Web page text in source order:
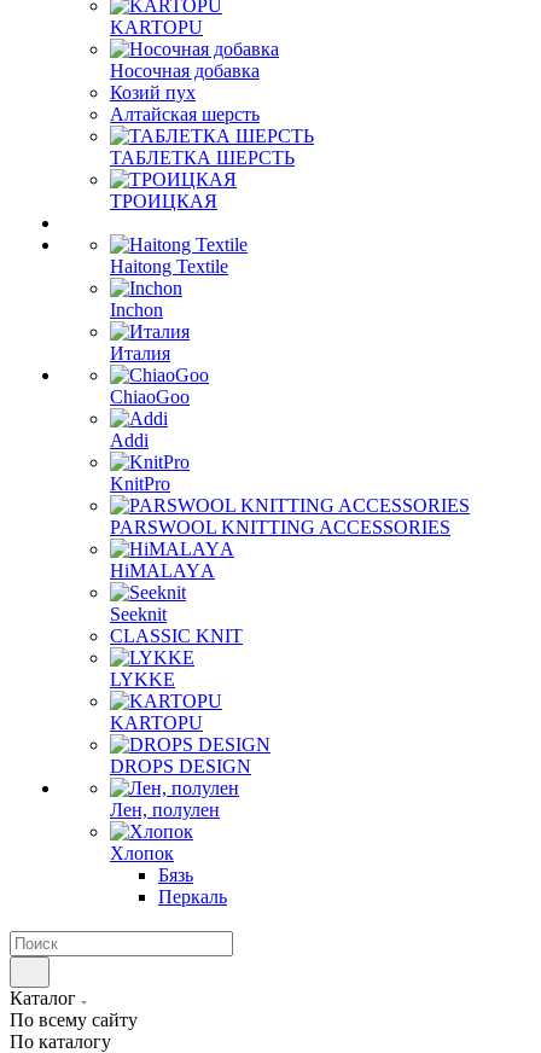
KARTOPU
Носочная добавка
Козий пух
Алтайская шерсть
ТАБЛЕTКА ШЕРСТЬ
ТРОИЦКАЯ
Haitong Textilе
Inchon
Италия
ChiaoGoo
Addi
KnitPro
PARSWOOL KNITTING ACCESSORIES
HiMALAYА
Seeknit
CLASSIC KNIT
LYKKE
KАRTOPU
DROPS DЕSIGN
Лен, полулен
Хлопок
Бязь
Перкаль
Каталог
По всему сайту
По каталогу